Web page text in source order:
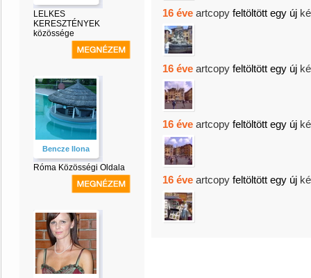
LELKES
KERESZTÉNYEK
közössége
Bencze Ilona
Róma Közösségi Oldala
16 éve artcopy feltöltött egy új
16 éve artcopy feltöltött egy új
16 éve artcopy feltöltött egy új
16 éve artcopy feltöltött egy új